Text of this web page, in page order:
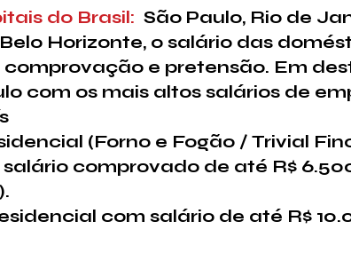
do Brasil: São Paulo, Rio de
Horizonte, o salário das
e pretensão. Em
com os mais altos salários de
(Forno e Fogão / Trivial
comprovado de até R$
com salário de até R$